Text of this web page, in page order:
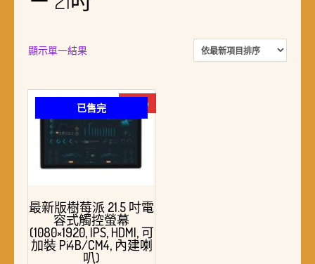
顯示單一結果
已售完 -17%
最新版樹莓派 21.5 吋電
容式觸控螢幕
(1080×1920, IPS, HDMI, 可
加裝 Pi4B/CM4, 內建喇
叭)